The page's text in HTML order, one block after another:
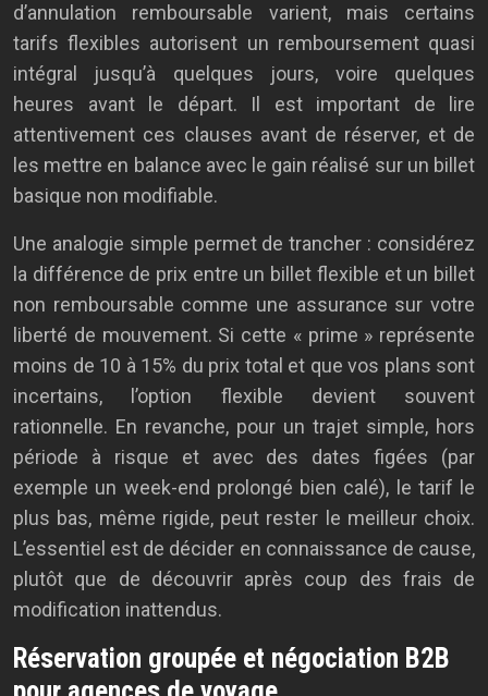
d’annulation remboursable varient, mais certains
tarifs flexibles autorisent un remboursement quasi
intégral jusqu’à quelques jours, voire quelques
heures avant le départ. Il est important de lire
attentivement ces clauses avant de réserver, et de
les mettre en balance avec le gain réalisé sur un billet
basique non modifiable.
Une analogie simple permet de trancher : considérez
la différence de prix entre un billet flexible et un billet
non remboursable comme une assurance sur votre
liberté de mouvement. Si cette « prime » représente
moins de 10 à 15% du prix total et que vos plans sont
incertains, l’option flexible devient souvent
rationnelle. En revanche, pour un trajet simple, hors
période à risque et avec des dates figées (par
exemple un week-end prolongé bien calé), le tarif le
plus bas, même rigide, peut rester le meilleur choix.
L’essentiel est de décider en connaissance de cause,
plutôt que de découvrir après coup des frais de
modification inattendus.
Réservation groupée et négociation B2B